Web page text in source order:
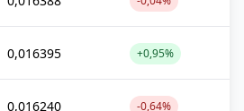
0,016395 +0,95%
0,016240 -0,64%